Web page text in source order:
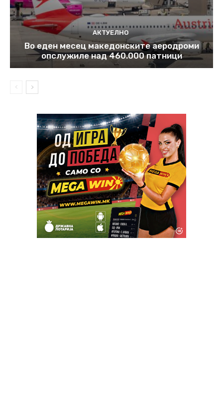
АКТУЕЛНО
Во еден месец македонските аеродроми
опслужиле над 460.000 патници